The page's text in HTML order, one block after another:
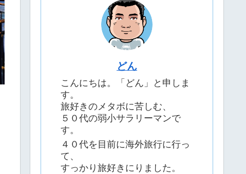
どん
こんにちは。「どん」と申しま
す。
旅好きのメタボに苦しむ、
５０代の弱小サラリーマンで
す。
４０代を目前に海外旅行に行っ
て、
すっかり旅好きにりました。